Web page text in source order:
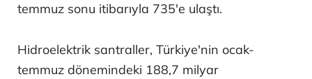
temmuz sonu itibarıyla 735'e ulaştı.
Hidroelektrik santraller, Türkiye'nin ocak-
temmuz dönemindeki 188,7 milyar